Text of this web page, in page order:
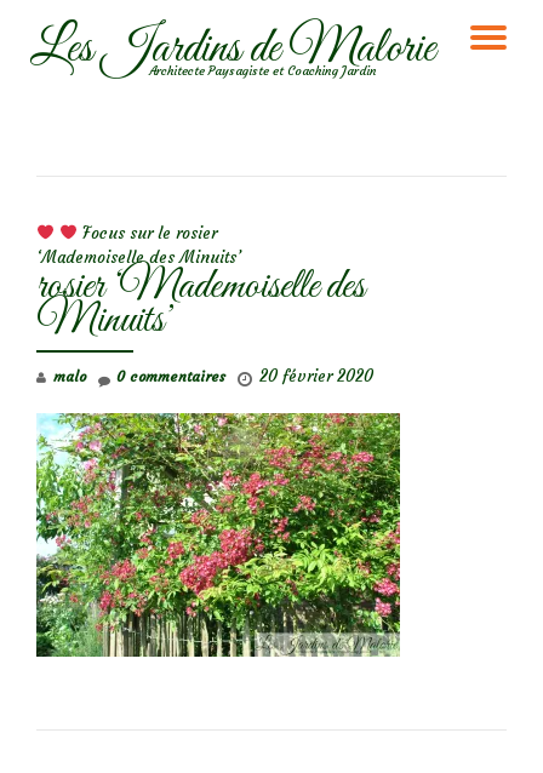
AllerLes Jardins de Malorie
Architecte Paysagiste et Coaching Jardin
Focus sur le rosier
‘Mademoiselle des Minuits’
rosier ‘Mademoiselle des
Minuits’
malo 20 février 2020
0 commentaires